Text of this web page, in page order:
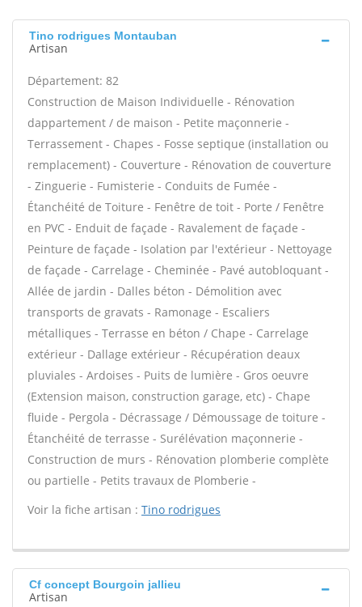
Tino rodrigues Montauban
Artisan
Département: 82
Construction de Maison Individuelle - Rénovation
dappartement / de maison - Petite maçonnerie -
Terrassement - Chapes - Fosse septique (installation ou
remplacement) - Couverture - Rénovation de couverture
- Zinguerie - Fumisterie - Conduits de Fumée -
Étanchéité de Toiture - Fenêtre de toit - Porte / Fenêtre
en PVC - Enduit de façade - Ravalement de façade -
Peinture de façade - Isolation par l'extérieur - Nettoyage
de façade - Carrelage - Cheminée - Pavé autobloquant -
Allée de jardin - Dalles béton - Démolition avec
transports de gravats - Ramonage - Escaliers
métalliques - Terrasse en béton / Chape - Carrelage
extérieur - Dallage extérieur - Récupération deaux
pluviales - Ardoises - Puits de lumière - Gros oeuvre
(Extension maison, construction garage, etc) - Chape
fluide - Pergola - Décrassage / Démoussage de toiture -
Étanchéité de terrasse - Surélévation maçonnerie -
Construction de murs - Rénovation plomberie complète
ou partielle - Petits travaux de Plomberie -
Voir la fiche artisan : Tino rodrigues
Cf concept Bourgoin jallieu
Artisan